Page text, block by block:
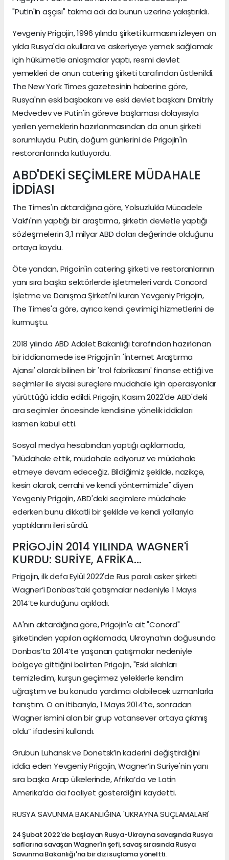
"Putin'in aşçısı" takma adı da bunun üzerine yakıştırıldı.
Yevgeniy Prigojin, 1996 yılında şirketi kurmasını izleyen on
yılda Rusya'da okullara ve askeriyeye yemek sağlamak
için hükümetle anlaşmalar yaptı, resmi devlet
yemekleri de onun catering şirketi tarafından üstlenildi.
The New York Times gazetesinin haberine göre,
Rusya'nın eski başbakanı ve eski devlet başkanı Dmitriy
Medvedev ve Putin'in göreve başlaması dolayısıyla
yerilen yemeklerin hazırlanmasından da onun şirketi
sorumluydu. Putin, doğum günlerini de Prigojin'in
restoranlarında kutluyordu.
ABD'DEKİ SEÇİMLERE MÜDAHALE
İDDİASI
The Times'ın aktardığına göre, Yolsuzlukla Mücadele
Vakfı'nın yaptığı bir araştırma, şirketin devletle yaptığı
sözleşmelerin 3,1 milyar ABD doları değerinde olduğunu
ortaya koydu.
Öte yandan, Prigoin'in catering şirketi ve restoranlarının
yanı sıra başka sektörlerde işletmeleri vardı. Concord
İşletme ve Danışma Şirketi'ni kuran Yevgeniy Prigojin,
The Times'a göre, ayrıca kendi çevrimiçi hizmetlerini de
kurmuştu.
2018 yılında ABD Adalet Bakanlığı tarafından hazırlanan
bir iddianamede ise Prigojin'in 'İnternet Araştırma
Ajansı' olarak bilinen bir 'trol fabrikasını' finanse ettiği ve
seçimler ile siyasi süreçlere müdahale için operasyonlar
yürüttüğü iddia edildi. Prigojin, Kasım 2022'de ABD'deki
ara seçimler öncesinde kendisine yönelik iddiaları
kısmen kabul etti.
Sosyal medya hesabından yaptığı açıklamada,
"Müdahale ettik, müdahale ediyoruz ve müdahale
etmeye devam edeceğiz. Bildiğimiz şekilde, nazikçe,
kesin olarak, cerrahi ve kendi yöntemimizle" diyen
Yevgeniy Prigojin, ABD'deki seçimlere müdahale
ederken bunu dikkatli bir şekilde ve kendi yollarıyla
yaptıklarını ileri sürdü.
PRİGOJİN 2014 YILINDA WAGNER'İ
KURDU: SURİYE, AFRİKA...
Prigojin, ilk defa Eylül 2022'de Rus paralı asker şirketi
Wagner’i Donbas’taki çatışmalar nedeniyle 1 Mayıs
2014’te kurduğunu açıkladı.
AA'nın aktardığına göre, Prigojin'e ait "Conord"
şirketinden yapılan açıklamada, Ukrayna’nın doğusunda
Donbas’ta 2014’te yaşanan çatışmalar nedeniyle
bölgeye gittiğini belirten Prigojin, "Eski silahları
temizledim, kurşun geçirmez yeleklerle kendim
uğraştım ve bu konuda yardımcı olabilecek uzmanlarla
tanıştım. O an itibarıyla, 1 Mayıs 2014’te, sonradan
Wagner ismini alan bir grup vatansever ortaya çıkmış
oldu” ifadesini kullandı.
Grubun Luhansk ve Donetsk’in kaderini değiştirdiğini
iddia eden Yevgeniy Prigojin, Wagner’in Suriye'nin yanı
sıra başka Arap ülkelerinde, Afrika’da ve Latin
Amerika’da da faaliyet gösterdiğini kaydetti.
RUSYA SAVUNMA BAKANLIĞINA 'UKRAYNA SUÇLAMALARI'
24 Şubat 2022'de başlayan Rusya-Ukrayna savaşında Rusya
saflarına savaşan Wagner'in şefi, savaş sırasında Rusya
Savunma Bakanlığı'na bir dizi suçlama yöneltti.